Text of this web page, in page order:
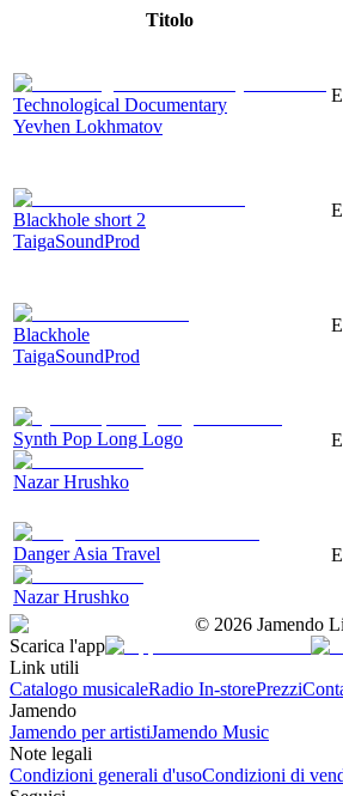
Titolo
Technological Documentary
Yevhen Lokhmatov
Blackhole short 2
TaigaSoundProd
Blackhole
TaigaSoundProd
Synth Pop Long Logo
Nazar Hrushko
Danger Asia Travel
Nazar Hrushko
© 2026 Jamendo
Scarica l'app
Link utili
Catalogo musicaleRadio In-storePrezzi
Jamendo
Jamendo per artistiJamendo Music
Note legali
Condizioni generali d'usoCondizioni di